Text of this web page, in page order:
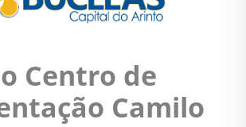
Centro de
Camilo